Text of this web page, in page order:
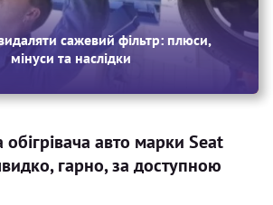
сажевий фільтр: плюси,
мінуси та наслідки
обігрівача авто марки Seat
гарно, за доступною